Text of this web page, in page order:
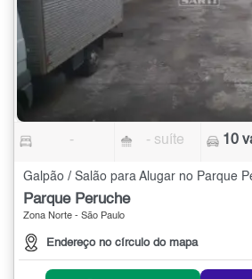
- - suíte 10
Galpão / Salão para Alugar no Parque
Parque Peruche
Zona Norte - São Paulo
Endereço no círculo do mapa